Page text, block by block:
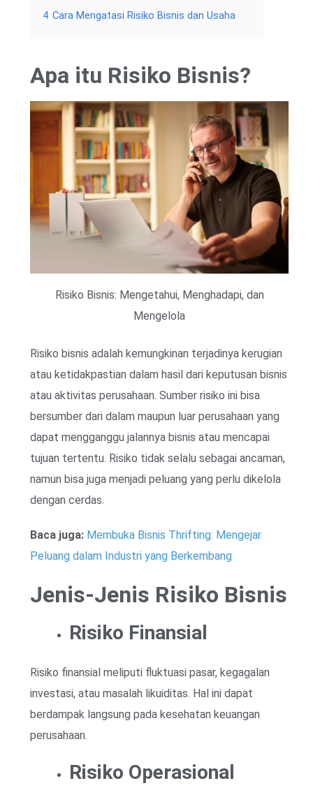
4 Cara Mengatasi Risiko Bisnis dan Usaha
Apa itu Risiko Bisnis?
Risiko Bisnis: Mengetahui, Menghadapi, dan
Mengelola
Risiko bisnis adalah kemungkinan terjadinya kerugian
atau ketidakpastian dalam hasil dari keputusan bisnis
atau aktivitas perusahaan. Sumber risiko ini bisa
bersumber dari dalam maupun luar perusahaan yang
dapat mengganggu jalannya bisnis atau mencapai
tujuan tertentu. Risiko tidak selalu sebagai ancaman,
namun bisa juga menjadi peluang yang perlu dikelola
dengan cerdas.
Baca juga: Membuka Bisnis Thrifting: Mengejar
Peluang dalam Industri yang Berkembang
Jenis-Jenis Risiko Bisnis
Risiko Finansial
Risiko finansial meliputi fluktuasi pasar, kegagalan
investasi, atau masalah likuiditas. Hal ini dapat
berdampak langsung pada kesehatan keuangan
perusahaan.
Risiko Operasional